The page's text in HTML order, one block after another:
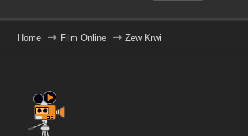
Home Film Online Zew Krwi